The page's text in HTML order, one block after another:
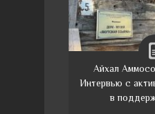
Айхал
Интервью с
в